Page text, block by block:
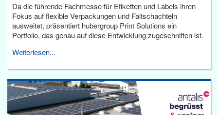
Da die führende Fachmesse für Etiketten und Labels ihren
Fokus auf flexible Verpackungen und Faltschachteln
ausweitet, präsentiert hubergroup Print Solutions ein
Portfolio, das genau auf diese Entwicklung zugeschnitten ist.
Weiterlesen...